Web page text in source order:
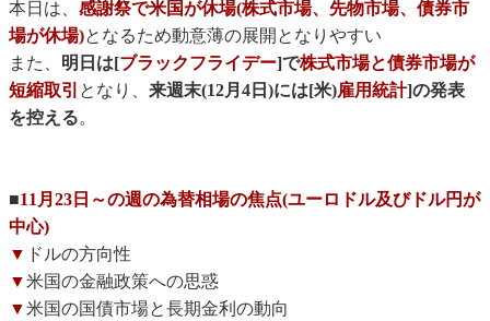
本日は、 感謝祭で米国が休場(株式市場、先物市場、債券市
場が休場)となるため動意薄の展開となりやすい
また、 明日は[ブラックフライデー]で株式市場と債券市場が
短縮取引 となり、 来週末(12月4日)には[米)雇用統計]の発表
を控える。
■11月23日～の週の為替相場の焦点(ユーロドル及びドル円が
中心)
▼ ドルの方向性
▼米国の金融政策への思惑
▼米国の国債市場と長期金利の動向